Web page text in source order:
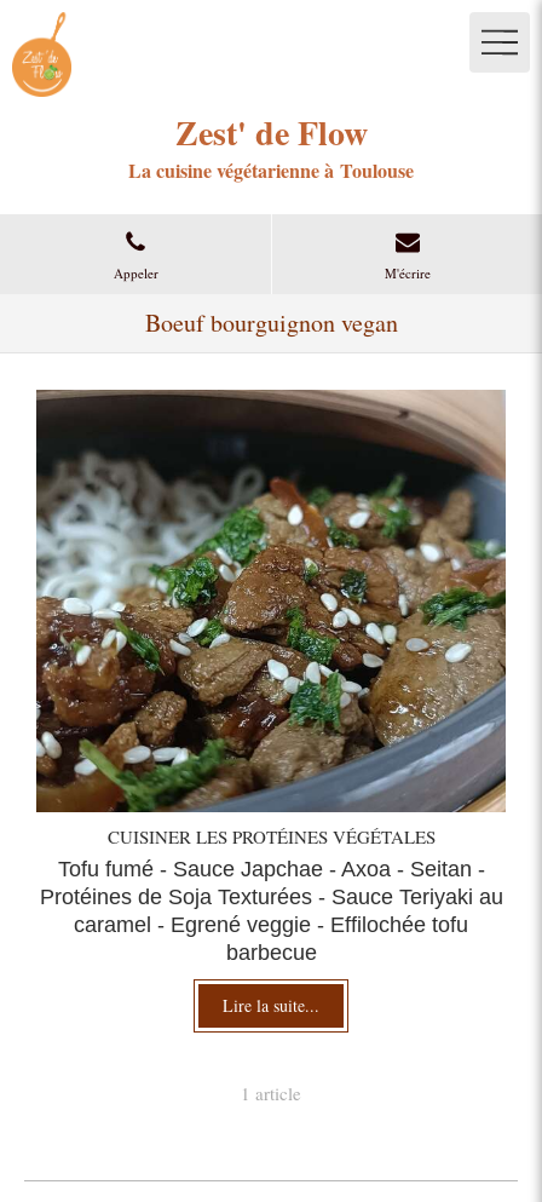
Zest' de Flow
La cuisine végétarienne à Toulouse
Appeler M'écrire
Boeuf bourguignon vegan
CUISINER LES PROTÉINES VÉGÉTALES
Tofu fumé - Sauce Japchae - Axoa - Seitan -
Protéines de Soja Texturées - Sauce Teriyaki au
caramel - Egrené veggie - Effilochée tofu
barbecue
Lire la suite...
1 article